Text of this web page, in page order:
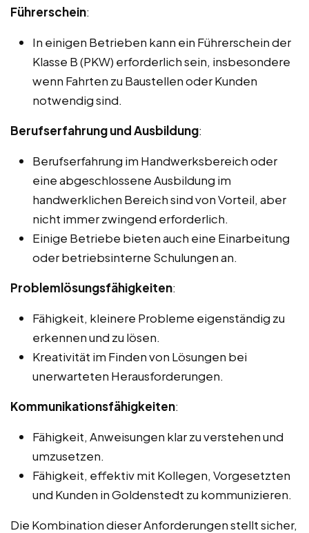
Führerschein:
In einigen Betrieben kann ein Führerschein der
Klasse B (PKW) erforderlich sein, insbesondere
wenn Fahrten zu Baustellen oder Kunden
notwendig sind.
Berufserfahrung und Ausbildung:
Berufserfahrung im Handwerksbereich oder
eine abgeschlossene Ausbildung im
handwerklichen Bereich sind von Vorteil, aber
nicht immer zwingend erforderlich.
Einige Betriebe bieten auch eine Einarbeitung
oder betriebsinterne Schulungen an.
Problemlösungsfähigkeiten:
Fähigkeit, kleinere Probleme eigenständig zu
erkennen und zu lösen.
Kreativität im Finden von Lösungen bei
unerwarteten Herausforderungen.
Kommunikationsfähigkeiten:
Fähigkeit, Anweisungen klar zu verstehen und
umzusetzen.
Fähigkeit, effektiv mit Kollegen, Vorgesetzten
und Kunden in Goldenstedt zu kommunizieren.
Die Kombination dieser Anforderungen stellt sicher,